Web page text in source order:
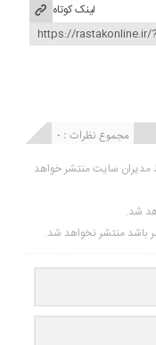
لینک کوتاه
مجموع نظرات : 0
مدیران سایت منتشر خواهد
شد.
باشد منتشر نخواهد شد.